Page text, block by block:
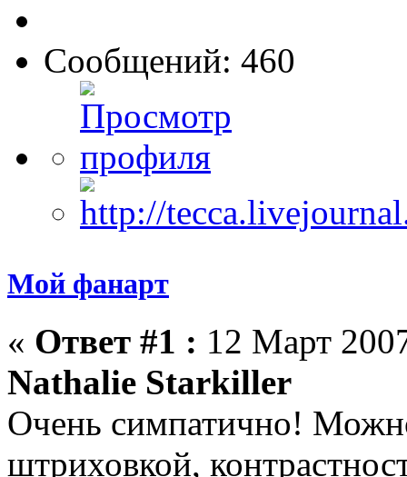
Сообщений: 460
Мой фанарт
« Ответ #1 : 12 Март
Nathalie Starkiller
Очень симпатично!
штриховкой,